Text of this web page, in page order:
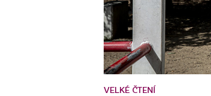
VELKÉ ČTENÍ